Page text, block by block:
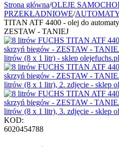
Strona główna/OLEJE
PRZEKŁADNIOWE/
TITAN ATF 4400 - olej do
ZESTAW - TANIEJ
KOD:
6020454788